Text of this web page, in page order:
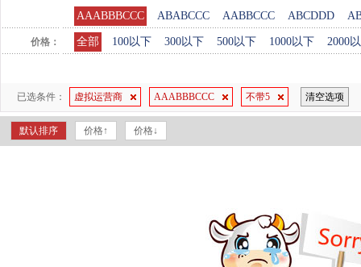
AAABBBCCC
ABABCCC AABBCCC ABCDDD
价格： 全部 100以下 300以下 500以下 1000以下 2000
已选条件： 虚拟运营商 AAABBBCCC 不带5 清空选项
默认排序 价格↑ 价格↓